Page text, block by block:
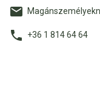
+36 1 814 64 64